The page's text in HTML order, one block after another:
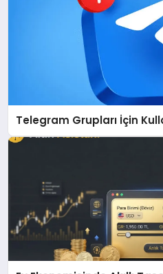
Telegram Grupları İçin